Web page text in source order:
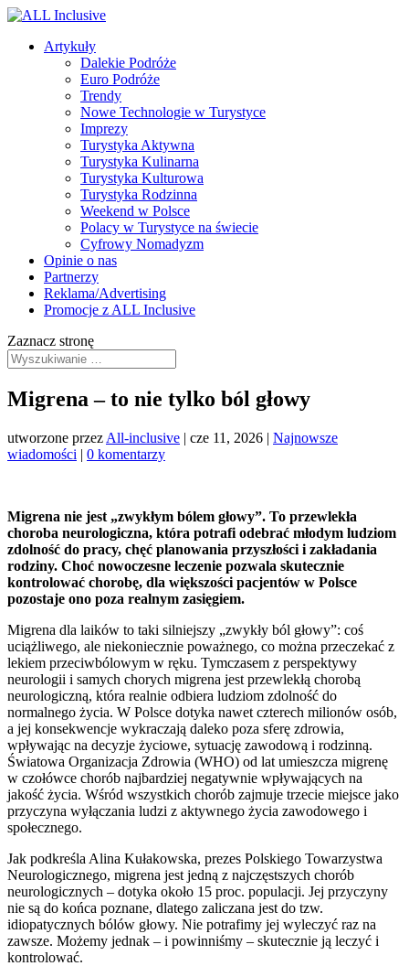
Artykuły
Dalekie Podróże
Euro Podróże
Trendy
Nowe Technologie w Turystyce
Imprezy
Turystyka Aktywna
Turystyka Kulinarna
Turystyka Kulturowa
Turystyka Rodzinna
Weekend w Polsce
Polacy w Turystyce na świecie
Cyfrowy Nomadyzm
Opinie o nas
Partnerzy
Reklama/Advertising
Promocje z ALL Inclusive
Zaznacz stronę
Migrena – to nie tylko ból głowy
utworzone przez All-inclusive | cze 11, 2026 | Najnowsze
wiadomości | 0 komentarzy
Migrena nie jest „zwykłym bólem głowy”. To przewlekła
choroba neurologiczna, która potrafi odebrać młodym ludziom
zdolność do pracy, chęć planowania przyszłości i zakładania
rodziny. Choć nowoczesne leczenie pozwala skutecznie
kontrolować chorobę, dla większości pacjentów w Polsce
pozostaje ono poza realnym zasięgiem.
Migrena dla laików to taki silniejszy „zwykły ból głowy”: coś
uciążliwego, ale niekoniecznie poważnego, co można przeczekać z
lekiem przeciwbólowym w ręku. Tymczasem z perspektywy
neurologii i samych chorych migrena jest przewlekłą chorobą
neurologiczną, która realnie odbiera ludziom zdolność do
normalnego życia. W Polsce dotyka nawet czterech milionów osób,
a jej konsekwencje wykraczają daleko poza sferę zdrowia,
wpływając na decyzje życiowe, sytuację zawodową i rodzinną.
Światowa Organizacja Zdrowia (WHO) od lat umieszcza migrenę
w czołówce chorób najbardziej negatywnie wpływających na
jakość życia. Wśród wszystkich chorób zajmuje trzecie miejsce jako
przyczyna wyłączania ludzi z aktywnego życia zawodowego i
społecznego.
Jak podkreśla Alina Kułakowska, prezes Polskiego Towarzystwa
Neurologicznego, migrena jest jedną z najczęstszych chorób
neurologicznych – dotyka około 15 proc. populacji. Jej przyczyny
nie są do końca poznane, dlatego zaliczana jest do tzw.
idiopatycznych bólów głowy. Nie potrafimy jej wyleczyć raz na
zawsze. Możemy jednak – i powinniśmy – skutecznie ją leczyć i
kontrolować.